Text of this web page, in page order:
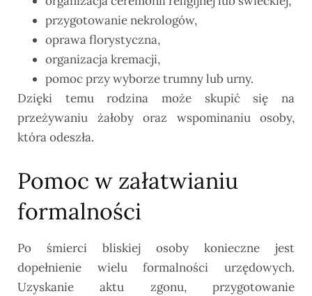
przygotowanie nekrologów,
oprawa florystyczna,
organizacja kremacji,
pomoc przy wyborze trumny lub urny.
Dzięki temu rodzina może skupić się na
przeżywaniu żałoby oraz wspominaniu osoby,
która odeszła.
Pomoc w załatwianiu
formalności
Po śmierci bliskiej osoby konieczne jest
dopełnienie wielu formalności urzędowych.
Uzyskanie aktu zgonu, przygotowanie